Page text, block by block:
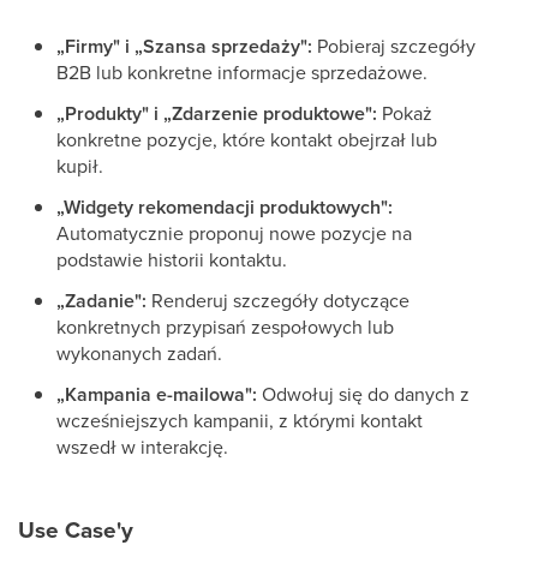
„Firmy" i „Szansa sprzedaży": Pobieraj szczegóły
B2B lub konkretne informacje sprzedażowe.
„Produkty" i „Zdarzenie produktowe": Pokaż
konkretne pozycje, które kontakt obejrzał lub
kupił.
„Widgety rekomendacji produktowych":
Automatycznie proponuj nowe pozycje na
podstawie historii kontaktu.
„Zadanie": Renderuj szczegóły dotyczące
konkretnych przypisań zespołowych lub
wykonanych zadań.
„Kampania e-mailowa": Odwołuj się do danych z
wcześniejszych kampanii, z którymi kontakt
wszedł w interakcję.
Use Case'y